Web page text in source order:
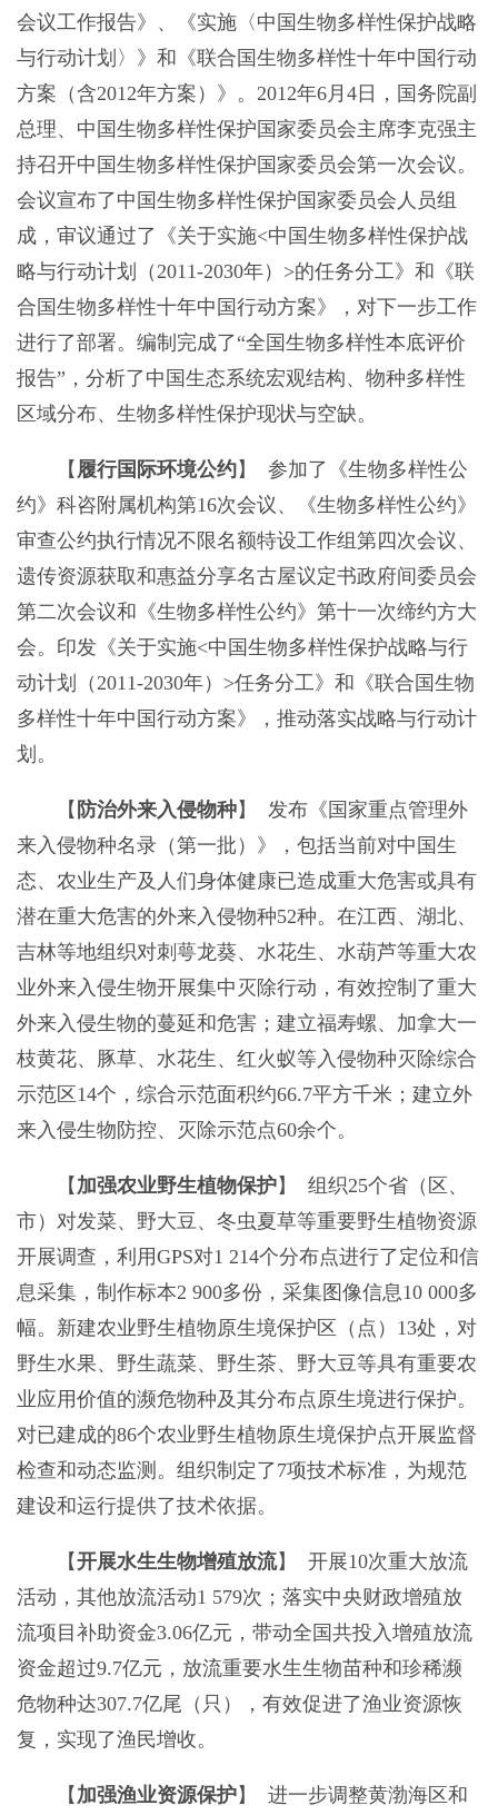
会议工作报告》、《实施〈中国生物多样性保护战略
与行动计划〉》和《联合国生物多样性十年中国行动
方案（含2012年方案）》。2012年6月4日，国务院副
总理、中国生物多样性保护国家委员会主席李克强主
持召开中国生物多样性保护国家委员会第一次会议。
会议宣布了中国生物多样性保护国家委员会人员组
成，审议通过了《关于实施<中国生物多样性保护战
略与行动计划（2011-2030年）>的任务分工》和《联
合国生物多样性十年中国行动方案》，对下一步工作
进行了部署。编制完成了“全国生物多样性本底评价
报告”，分析了中国生态系统宏观结构、物种多样性
区域分布、生物多样性保护现状与空缺。
【 履行国际环境公约】 参加了《生物多样性公
约》科咨附属机构第16次会议、《生物多样性公约》
审查公约执行情况不限名额特设工作组第四次会议、
遗传资源获取和惠益分享名古屋议定书政府间委员会
第二次会议和《生物多样性公约》第十一次缔约方大
会。印发《关于实施<中国生物多样性保护战略与行
动计划（2011-2030年）>任务分工》和《联合国生物
多样性十年中国行动方案》，推动落实战略与行动计
划。
【 防治外来入侵物种】 发布《国家重点管理外
来入侵物种名录（第一批）》，包括当前对中国生
态、农业生产及人们身体健康已造成重大危害或具有
潜在重大危害的外来入侵物种52种。在江西、湖北、
吉林等地组织对刺萼龙葵、水花生、水葫芦等重大农
业外来入侵生物开展集中灭除行动，有效控制了重大
外来入侵生物的蔓延和危害；建立福寿螺、加拿大一
枝黄花、豚草、水花生、红火蚁等入侵物种灭除综合
示范区14个，综合示范面积约66.7平方千米；建立外
来入侵生物防控、灭除示范点60余个。
【 加强农业野生植物保护】 组织25个省（区、
市）对发菜、野大豆、冬虫夏草等重要野生植物资源
开展调查，利用GPS对1 214个分布点进行了定位和信
息采集，制作标本2 900多份，采集图像信息10 000多
幅。新建农业野生植物原生境保护区（点）13处，对
野生水果、野生蔬菜、野生茶、野大豆等具有重要农
业应用价值的濒危物种及其分布点原生境进行保护。
对已建成的86个农业野生植物原生境保护点开展监督
检查和动态监测。组织制定了7项技术标准，为规范
建设和运行提供了技术依据。
【开展水生生物增殖放流】 开展10次重大放流
活动，其他放流活动1 579次；落实中央财政增殖放
流项目补助资金3.06亿元，带动全国共投入增殖放流
资金超过9.7亿元，放流重要水生生物苗种和珍稀濒
危物种达307.7亿尾（只），有效促进了渔业资源恢
复，实现了渔民增收。
【 加强渔业资源保护】 进一步调整黄渤海区和